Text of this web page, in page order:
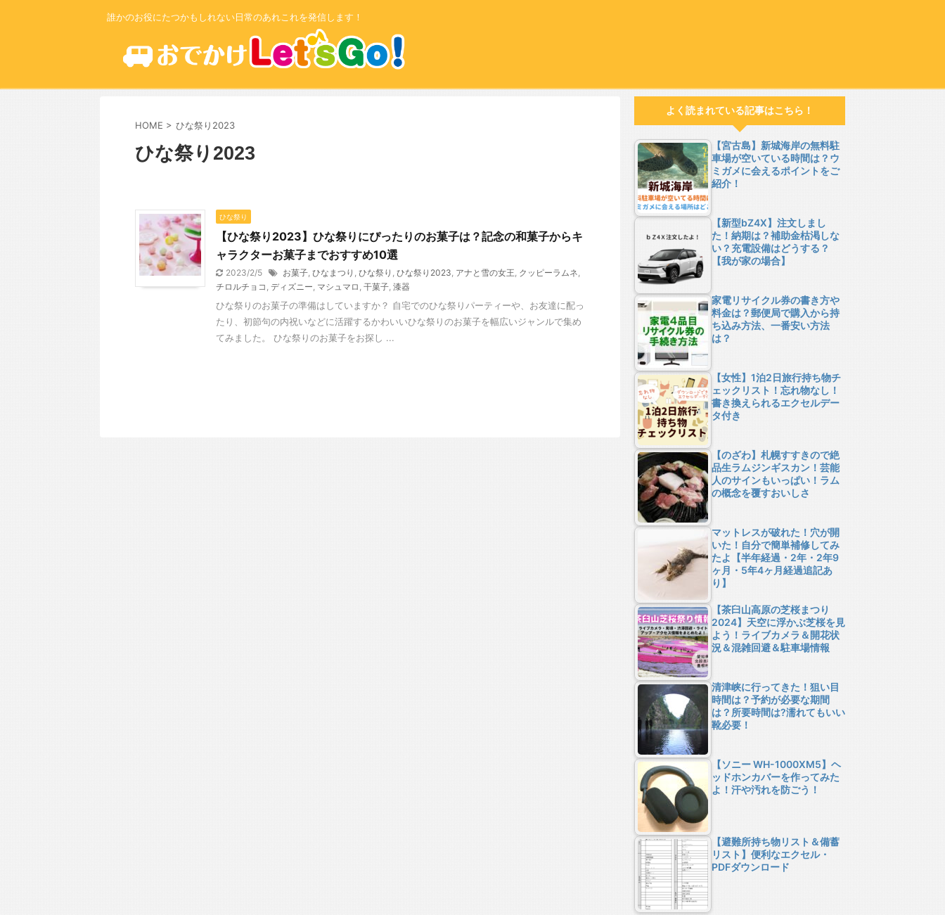
誰かのお役にたつかもしれない日常のあれこれを発信します！
HOME > ひな祭り2023
ひな祭り2023
ひな祭り
【ひな祭り2023】ひな祭りにぴったりのお菓子は？記念の和菓子からキ
ャラクターお菓子までおすすめ10選
2023/2/5 お菓子, ひなまつり , ひな祭り , ひな祭り2023, アナと雪の女王, クッピーラムネ,
チロルチョコ , ディズニー, マシュマロ , 干菓子, 漆器
ひな祭りのお菓子の準備はしていますか？ 自宅でのひな祭りパーティーや、お友達に配っ
たり、初節句の内祝いなどに活躍するかわいいひな祭りのお菓子を幅広いジャンルで集め
てみました。 ひな祭りのお菓子をお探し ...
よく読まれている記事はこちら！
【宮古島】新城海岸の無料駐
車場が空いている時間は？ウ
ミガメに会えるポイントをご
紹介！
【新型bZ4X】注文しまし
た！納期は？補助金枯渇しな
い？充電設備はどうする？
【我が家の場合】
家電リサイクル券の書き方や
料金は？郵便局で購入から持
ち込み方法、一番安い方法
は？
【女性】1泊2日旅行持ち物チ
ェックリスト！忘れ物なし！
書き換えられるエクセルデー
タ付き
【のざわ】札幌すすきので絶
品生ラムジンギスカン！芸能
人のサインもいっぱい！ラム
の概念を覆すおいしさ
マットレスが破れた！穴が開
いた！自分で簡単補修してみ
たよ【半年経過・2年・2年9
ヶ月・5年4ヶ月経過追記あ
り】
【茶臼山高原の芝桜まつり
2024】天空に浮かぶ芝桜を見
よう！ライブカメラ＆開花状
況＆混雑回避＆駐車場情報
清津峡に行ってきた！狙い目
時間は？予約が必要な期間
は？所要時間は?濡れてもいい
靴必要！
【ソニー WH-1000XM5】ヘ
ッドホンカバーを作ってみた
よ！汗や汚れを防ごう！
【避難所持ち物リスト＆備蓄
リスト】便利なエクセル・
PDFダウンロード